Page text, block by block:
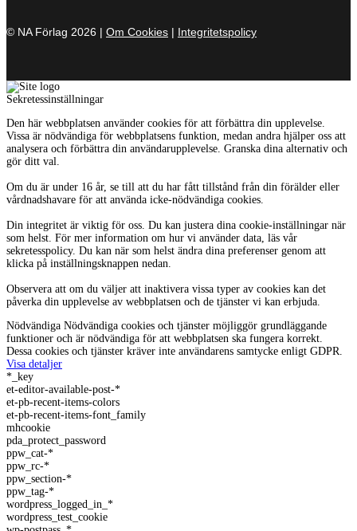
© NA Förlag 2026 | Om Cookies | Integritetspolicy
Sekretessinställningar
Den här webbplatsen använder cookies för att förbättra din upplevelse.
Vissa är nödvändiga för webbplatsens funktion, medan andra hjälper oss att
analysera och förbättra din användarupplevelse. Granska dina alternativ och
gör ditt val.
Om du är under 16 år, se till att du har fått tillstånd från din förälder eller
vårdnadshavare för att använda icke-nödvändiga cookies.
Din integritet är viktig för oss. Du kan justera dina cookie-inställningar när
som helst. För mer information om hur vi använder data, läs vår
sekretesspolicy. Du kan när som helst ändra dina preferenser genom att
klicka på inställningsknappen nedan.
Observera att om du väljer att inaktivera vissa typer av cookies kan det
påverka din upplevelse av webbplatsen och de tjänster vi kan erbjuda.
Nödvändiga Nödvändiga cookies och tjänster möjliggör grundläggande
funktioner och är nödvändiga för att webbplatsen ska fungera korrekt.
Dessa cookies och tjänster kräver inte användarens samtycke enligt GDPR.
Visa detaljer
*_key
et-editor-available-post-*
et-pb-recent-items-colors
et-pb-recent-items-font_family
mhcookie
pda_protect_password
ppw_cat-*
ppw_rc-*
ppw_section-*
ppw_tag-*
wordpress_logged_in_*
wordpress_test_cookie